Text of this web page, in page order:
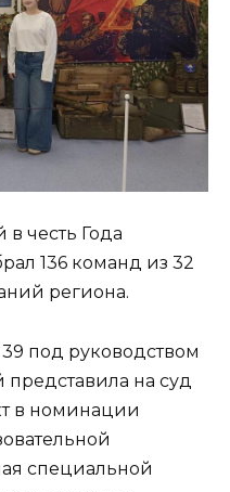
честь Года
136 команд из 32
региона.
под руководством
на суд
в номинации
специальной